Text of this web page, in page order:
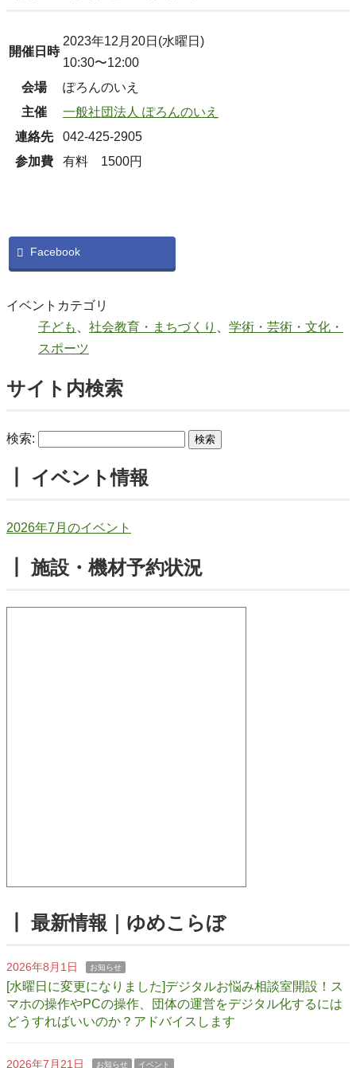
開催日時
2023年12月20日(水曜日)
10:30〜12:00
会場
ぽろんのいえ
主催
一般社団法人 ぽろんのいえ
連絡先
042-425-2905
参加費
有料 1500円
Facebook
イベントカテゴリ
子ども
社会教育・まちづくり
学術・芸術・文化・
スポーツ
サイト内検索
検索:
┃ イベント情報
2026年7月のイベント
┃ 施設・機材予約状況
┃ 最新情報｜ゆめこらぼ
2026年8月1日 お知らせ
[水曜日に変更になりました]デジタルお悩み相談室開設！ス
マホの操作やPCの操作、団体の運営をデジタル化するには
どうすればいいのか？アドバイスします
2026年7月21日 お知らせ イベント